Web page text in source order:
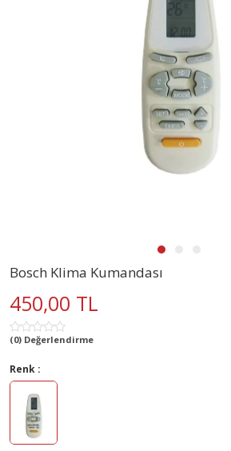
Bosch Klima Kumandası
450,00 TL
(0) Değerlendirme
Renk :